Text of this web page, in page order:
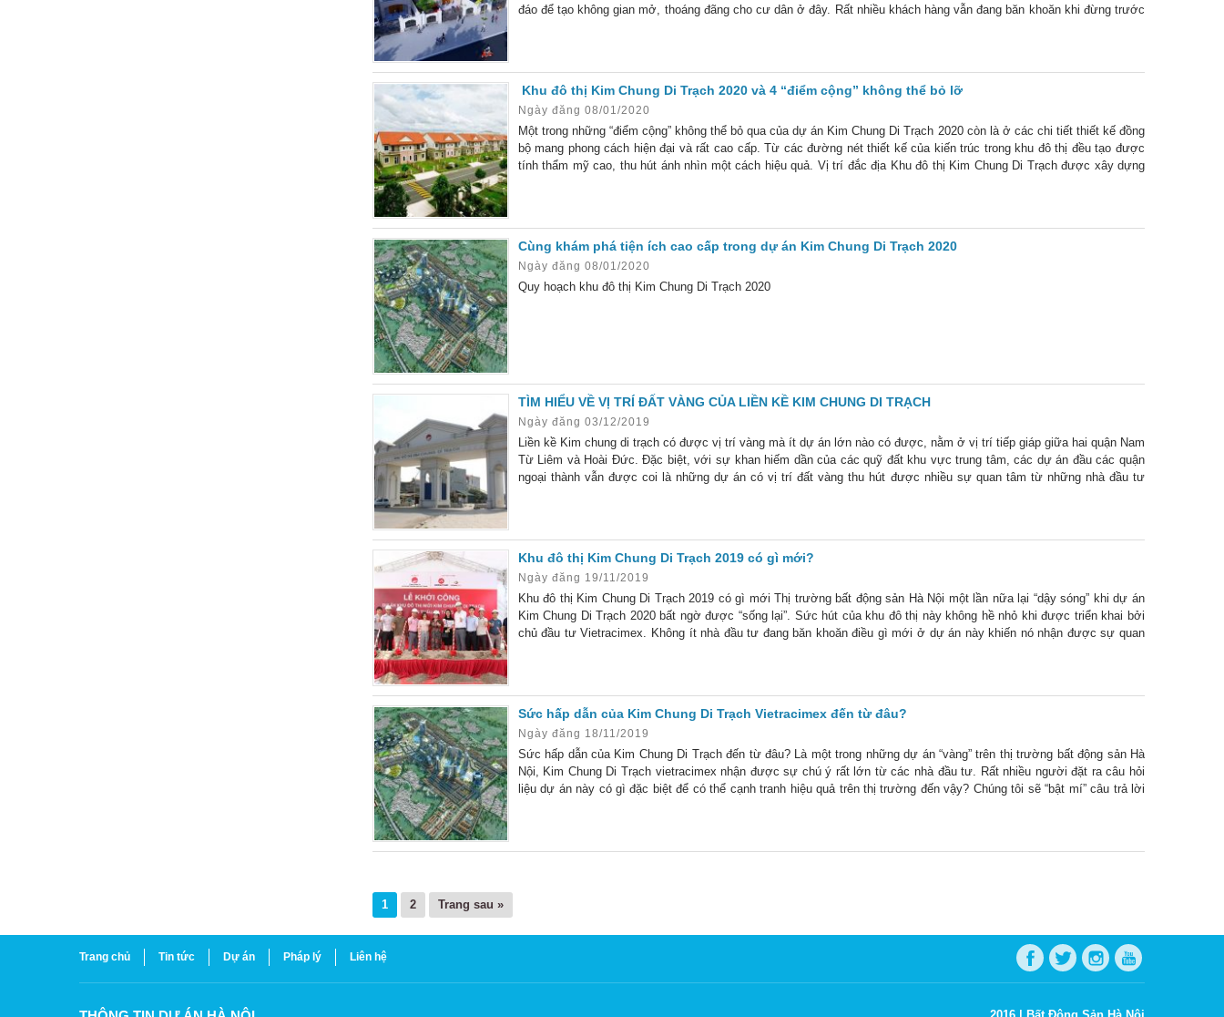
đáo để tạo không gian mở, thoáng đãng cho cư dân ở đây. Rất nhiều khách hàng vẫn đang băn khoăn khi đừng trước
Khu đô thị Kim Chung Di Trạch 2020 và 4 “điểm cộng” không thể bỏ lỡ
Ngày đăng 08/01/2020
Một trong những “điểm cộng” không thể bỏ qua của dự án Kim Chung Di Trạch 2020 còn là ở các chi tiết thiết kế đồng
bộ mang phong cách hiện đại và rất cao cấp. Từ các đường nét thiết kế của kiến trúc trong khu đô thị đều tạo được
tính thẩm mỹ cao, thu hút ánh nhìn một cách hiệu quả. Vị trí đắc địa Khu đô thị Kim Chung Di Trạch được xây dựng
Cùng khám phá tiện ích cao cấp trong dự án Kim Chung Di Trạch 2020
Ngày đăng 08/01/2020
Quy hoạch khu đô thị Kim Chung Di Trạch 2020
TÌM HIỂU VỀ VỊ TRÍ ĐẤT VÀNG CỦA LIỀN KỀ KIM CHUNG DI TRẠCH
Ngày đăng 03/12/2019
Liền kề Kim chung di trạch có được vị trí vàng mà ít dự án lớn nào có được, nằm ở vị trí tiếp giáp giữa hai quận Nam
Từ Liêm và Hoài Đức. Đặc biệt, với sự khan hiếm dần của các quỹ đất khu vực trung tâm, các dự án đầu các quận
ngoại thành vẫn được coi là những dự án có vị trí đất vàng thu hút được nhiều sự quan tâm từ những nhà đầu tư
Khu đô thị Kim Chung Di Trạch 2019 có gì mới?
Ngày đăng 19/11/2019
Khu đô thị Kim Chung Di Trạch 2019 có gì mới Thị trường bất động sản Hà Nội một lần nữa lại “dậy sóng” khi dự án
Kim Chung Di Trạch 2020 bất ngờ được “sống lại”. Sức hút của khu đô thị này không hề nhỏ khi được triển khai bởi
chủ đầu tư Vietracimex. Không ít nhà đầu tư đang băn khoăn điều gì mới ở dự án này khiến nó nhận được sự quan
Sức hấp dẫn của Kim Chung Di Trạch Vietracimex đến từ đâu?
Ngày đăng 18/11/2019
Sức hấp dẫn của Kim Chung Di Trạch đến từ đâu? Là một trong những dự án “vàng” trên thị trường bất động sản Hà
Nội, Kim Chung Di Trạch vietracimex nhận được sự chú ý rất lớn từ các nhà đầu tư. Rất nhiều người đặt ra câu hỏi
liệu dự án này có gì đặc biệt để có thể cạnh tranh hiệu quả trên thị trường đến vậy? Chúng tôi sẽ “bật mí” câu trả lời
1 2 Trang sau »
Trang chủ Tin tức Dự án Pháp lý Liên hệ